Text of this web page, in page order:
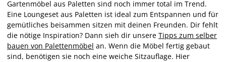
Gartenmöbel aus Paletten sind noch immer total im Trend.
Eine Loungeset aus Paletten ist ideal zum Entspannen und für
gemütliches beisammen sitzen mit deinen Freunden. Dir fehlt
die nötige Inspiration? Dann sieh dir unsere Tipps zum selber
bauen von Palettenmöbel an. Wenn die Möbel fertig gebaut
sind, benötigen sie noch eine weiche Sitzauflage. Hier